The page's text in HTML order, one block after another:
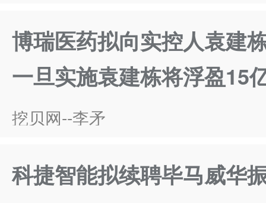
博瑞医药拟向实控人袁建
一旦实施袁建栋将浮盈15
挖贝网--李矛
科捷智能拟续聘毕马威华